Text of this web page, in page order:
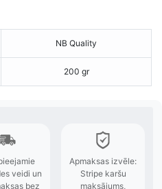
NB Quality
200 gr